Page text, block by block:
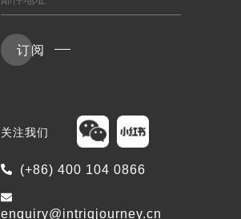
订阅
关注我们
(+86) 400 104 0866
enquiry@intriqjourney.cn